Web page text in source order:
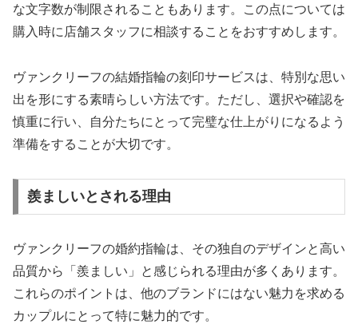
な文字数が制限されることもあります。この点については
購入時に店舗スタッフに相談することをおすすめします。
ヴァンクリーフの結婚指輪の刻印サービスは、特別な思い
出を形にする素晴らしい方法です。ただし、選択や確認を
慎重に行い、自分たちにとって完璧な仕上がりになるよう
準備をすることが大切です。
羨ましいとされる理由
ヴァンクリーフの婚約指輪は、その独自のデザインと高い
品質から「羨ましい」と感じられる理由が多くあります。
これらのポイントは、他のブランドにはない魅力を求める
カップルにとって特に魅力的です。